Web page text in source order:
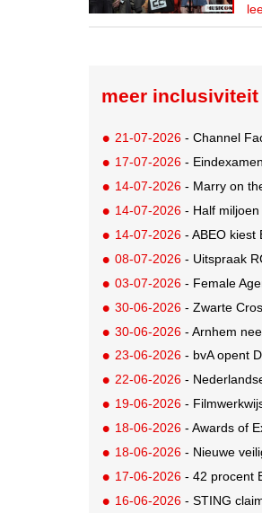
meer inclusiviteit
21-07-2026 - Channel
17-07-2026 -
14-07-2026 - Marry on the
14-07-2026 - Half
14-07-2026 - ABEO kiest
08-07-2026 - Uitspraak
03-07-2026 - Female
30-06-2026 - Zwarte
30-06-2026 - Arnhem
23-06-2026 - bvA opent
22-06-2026 -
19-06-2026 -
18-06-2026 - Awards of
18-06-2026 - Nieuwe
17-06-2026 - 42 procent
16-06-2026 - STING